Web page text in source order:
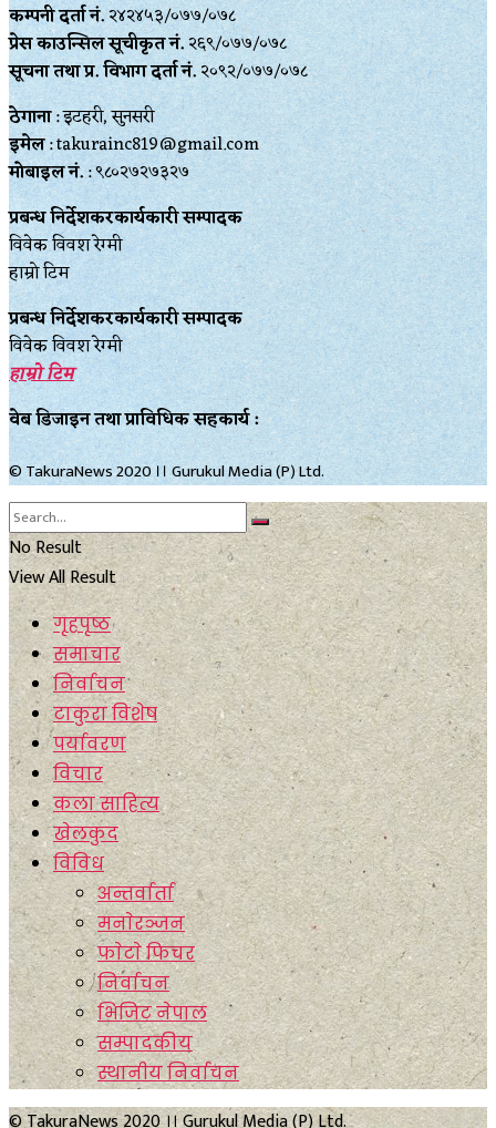
कम्पनी दर्ता नं.२४२४५३/०७७/०७८
प्रेस काउन्सिल सूचीकृत नं.२६९/०७७/०७८
सूचना तथा प्र‍. विभाग दर्ता नं.२०९२/०७७/०७८
ठेगाना: इटहरी, सुनसरी
इमेल: takurainc819@gmail.com
मोबाइल नं.: ९८०२७२७३२७
प्रबन्ध निर्देशकरकार्यकारी सम्पादक
विवेक विवश रेग्मी
हाम्रो टिम
प्रबन्ध निर्देशकरकार्यकारी सम्पादक
विवेक विवश रेग्मी
हाम्रो टिम
वेब डिजाइन तथा प्राविधिक सहकार्य :
© TakuraNews 2020 ।। Gurukul Media (P) Ltd.
No Result
View All Result
गृहपृष्ठ
समाचार
निर्वाचन
टाकुरा विशेष
पर्यावरण
विचार
कला साहित्य
खेलकुद
विविध
अन्तर्वार्ता
मनाेरञ्जन
फाेटाे फिचर
निर्वाचन
भिजिट नेपाल
सम्पादकीय
स्थानीय निर्वाचन